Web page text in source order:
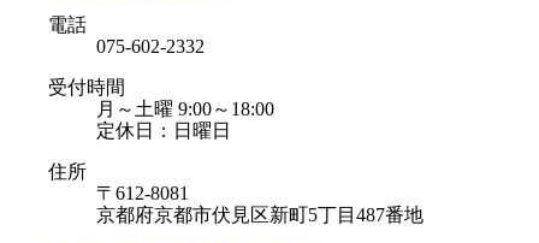
電話
075-602-2332
受付時間
月～土曜 9:00～18:00
定休日：日曜日
住所
〒612-8081
京都府京都市伏見区新町5丁目487番地